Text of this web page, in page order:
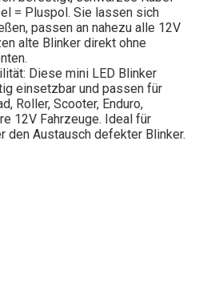
= Pluspol. Sie lassen sich
passen an nahezu alle 12V
alte Blinker direkt ohne
Diese mini LED Blinker
einsetzbar und passen für
Roller, Scooter, Enduro,
12V Fahrzeuge. Ideal für
den Austausch defekter Blinker.